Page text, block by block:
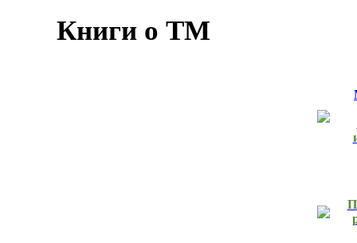
Книги о ТМ